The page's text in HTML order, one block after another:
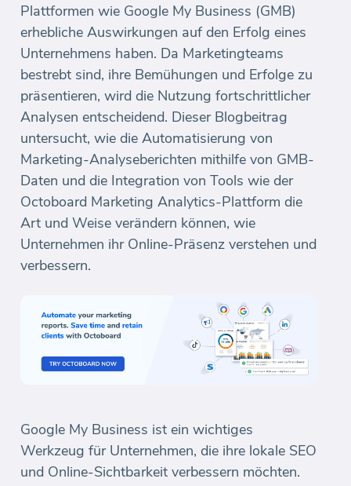
Plattformen wie Google My Business (GMB)
erhebliche Auswirkungen auf den Erfolg eines
Unternehmens haben. Da Marketingteams
bestrebt sind, ihre Bemühungen und Erfolge zu
präsentieren, wird die Nutzung fortschrittlicher
Analysen entscheidend. Dieser Blogbeitrag
untersucht, wie die Automatisierung von
Marketing-Analyseberichten mithilfe von GMB-
Daten und die Integration von Tools wie der
Octoboard Marketing Analytics-Plattform die
Art und Weise verändern können, wie
Unternehmen ihr Online-Präsenz verstehen und
verbessern.
Google My Business ist ein wichtiges
Werkzeug für Unternehmen, die ihre lokale SEO
und Online-Sichtbarkeit verbessern möchten.